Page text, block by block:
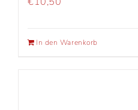
In den Warenkorb